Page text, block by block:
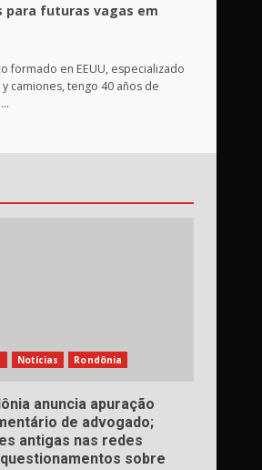
para futuras vagas em
formado en EEUU, especializado
camiones, tengo 40 años de
Notícias Rondônia
anuncia apuração
de advogado;
antigas nas redes
sobre